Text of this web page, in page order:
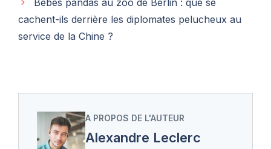
cachent-ils derrière les diplomates pelucheux au
service de la Chine ?
A PROPOS DE L'AUTEUR
Alexandre Leclerc